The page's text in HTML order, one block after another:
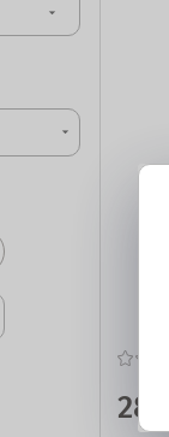
arrow_drop_down
arrow_drop_down
28